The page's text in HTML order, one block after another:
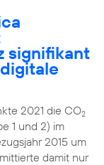
signifikant
2021 die CO2
1 und 2) im
2015 um
damit nur